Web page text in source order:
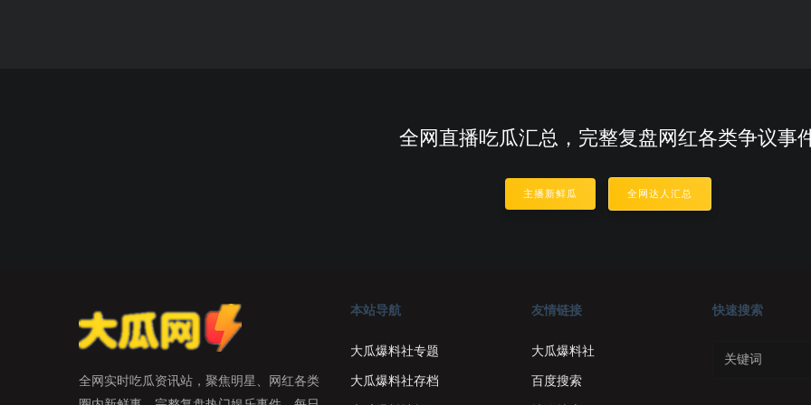
全网直播吃瓜汇总，完整复盘网红各类争议事
主播新鲜瓜 全网达人汇总
全网实时吃瓜资讯站，聚焦明星、网红各类
本站导航
大瓜爆料社专题
大瓜爆料社存档
友情链接
大瓜爆料社
百度搜索
快速搜索